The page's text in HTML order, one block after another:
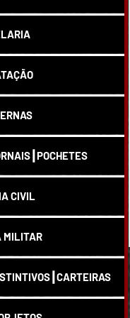
CIVIL
MILITAR